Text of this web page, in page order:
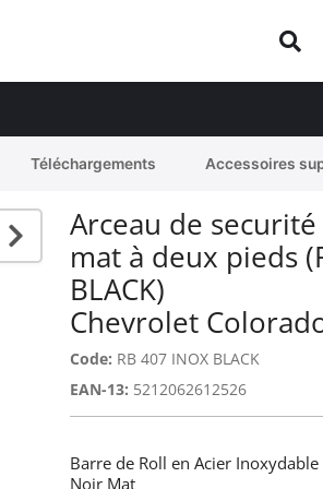
Téléchargements Accessoires
Arceau de
mat à deux pieds
BLACK)
Chevrolet
Code: RB 407 INOX BLACK
EAN-13: 5212062612526
Barre de Roll en Acier
Noir Mat